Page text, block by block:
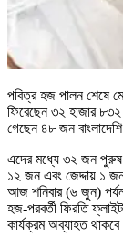
পবিত্র হজ পালন শেষে
ফিরেছেন ৩২ হাজার
গেছেন ৪৮ জন
এদের মধ্যে ৩২ জন পুরুষ
১২ জন এবং জেদ্দায় ১
আজ শনিবার (৬ জুন)
হজ-পরবর্তী ফিরতি
কার্যক্রম অব্যাহত